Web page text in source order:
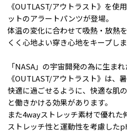
《OUTLAST/アウトラスト》を使
ットのアラートパンツが登場。
体温の変化に合わせて吸熱・放熱
くく心地よい穿き心地をキープしま
「NASA」の宇宙開発の為に生ま
《OUTLAST/アウトラスト》は、
快適に過ごせるように、快適な肌
と働きかける効果があります。
また4wayストレッチ素材で優れた
ストレッチ性と運動性を考慮した